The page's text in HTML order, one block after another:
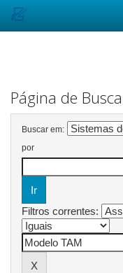
Página de Busca
Buscar em:
por
Filtros correntes: